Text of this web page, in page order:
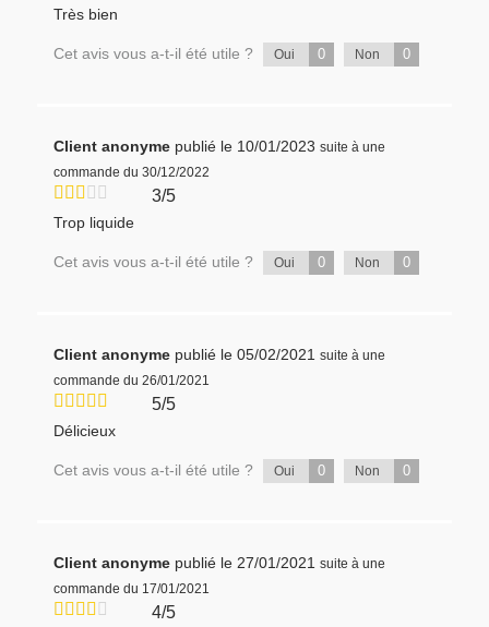
Très bien
Cet avis vous a-t-il été utile ? Oui 0 Non 0
Client anonyme publié le 10/01/2023 suite à une
commande du 30/12/2022
3/5
Trop liquide
Cet avis vous a-t-il été utile ? Oui 0 Non 0
Client anonyme publié le 05/02/2021 suite à une
commande du 26/01/2021
5/5
Délicieux
Cet avis vous a-t-il été utile ? Oui 0 Non 0
Client anonyme publié le 27/01/2021 suite à une
commande du 17/01/2021
4/5